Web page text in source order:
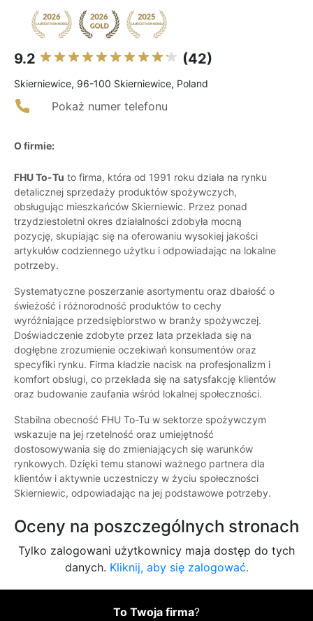
9.2 (42)
Skierniewice, 96-100 Skierniewice, Poland
Pokaż numer telefonu
O firmie:
FHU To-Tu to firma, która od 1991 roku działa na rynku
detalicznej sprzedaży produktów spożywczych,
obsługując mieszkańców Skierniewic. Przez ponad
trzydziestoletni okres działalności zdobyła mocną
pozycję, skupiając się na oferowaniu wysokiej jakości
artykułów codziennego użytku i odpowiadając na lokalne
potrzeby.
Systematyczne poszerzanie asortymentu oraz dbałość o
świeżość i różnorodność produktów to cechy
wyróżniające przedsiębiorstwo w branży spożywczej.
Doświadczenie zdobyte przez lata przekłada się na
dogłębne zrozumienie oczekiwań konsumentów oraz
specyfiki rynku. Firma kładzie nacisk na profesjonalizm i
komfort obsługi, co przekłada się na satysfakcję klientów
oraz budowanie zaufania wśród lokalnej społeczności.
Stabilna obecność FHU To-Tu w sektorze spożywczym
wskazuje na jej rzetelność oraz umiejętność
dostosowywania się do zmieniających się warunków
rynkowych. Dzięki temu stanowi ważnego partnera dla
klientów i aktywnie uczestniczy w życiu społeczności
Skierniewic, odpowiadając na jej podstawowe potrzeby.
Oceny na poszczególnych stronach
Tylko zalogowani użytkownicy maja dostęp do tych
danych. Kliknij, aby się zalogować.
To Twoja firma?